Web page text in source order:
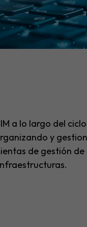
a lo largo del
y
de gestión